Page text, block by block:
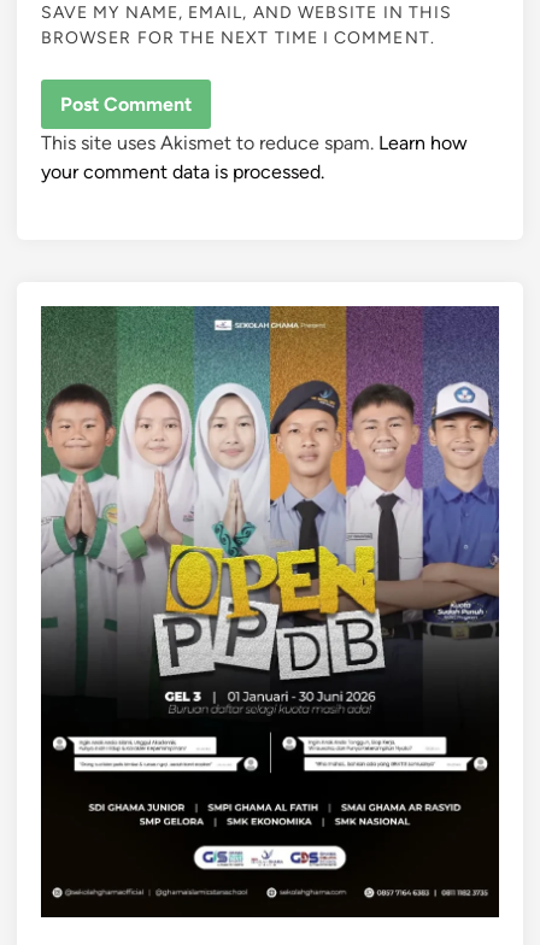
SAVE MY NAME, EMAIL, AND WEBSITE IN THIS
BROWSER FOR THE NEXT TIME I COMMENT.
This site uses Akismet to reduce spam. Learn how
your comment data is processed.